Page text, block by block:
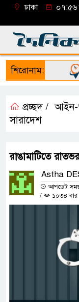
ঢাকা
০৭:৫৬
শিরোনাম:
প্রচ্ছদ /
সারাদেশ
রাঙামাটিতে
Astha
আপডেট
/
১০৩৪ বার